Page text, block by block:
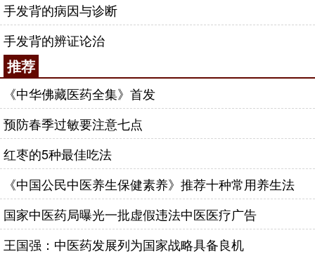
手发背的病因与诊断
手发背的辨证论治
推荐
《中华佛藏医药全集》首发
预防春季过敏要注意七点
红枣的5种最佳吃法
《中国公民中医养生保健素养》推荐十种常用养生法
国家中医药局曝光一批虚假违法中医医疗广告
王国强：中医药发展列为国家战略具备良机